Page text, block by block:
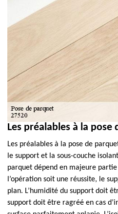
Les préalables à la pose
Les préalables à la pose de
le support et la sous-couche
parquet dépend en majeure
l’opération soit une réussite, le
plan. L’humidité du support doit
support doit être ragréé en cas